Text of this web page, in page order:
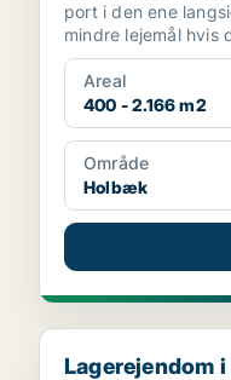
port i den ene
Areal
400 - 2.166 m2
Område
Holbæk
Lagerejendom i
Lagerejendom